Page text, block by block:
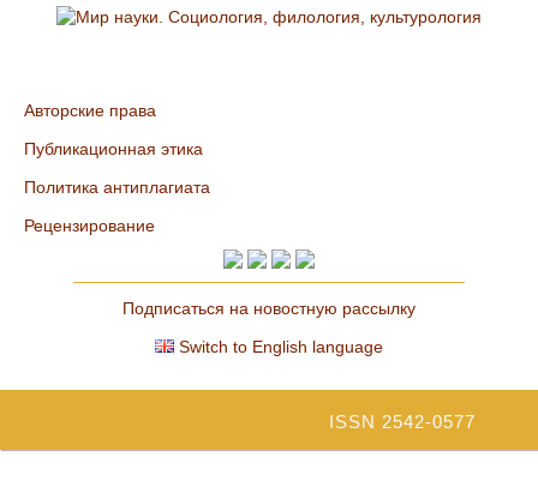
Авторские права
Публикационная этика
Политика антиплагиата
Рецензирование
Подписаться на новостную рассылку
Switch to English language
ISSN 2542-0577